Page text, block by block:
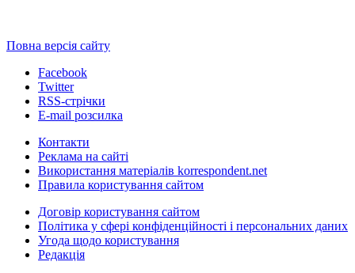
Повна версія сайту
Facebook
Twitter
RSS-стрічки
E-mail розсилка
Контакти
Реклама на сайті
Використання матеріалів korrespondent.net
Правила користування сайтом
Договір користування сайтом
Політика у сфері конфіденційності і персональних даних
Угода щодо користування
Редакція